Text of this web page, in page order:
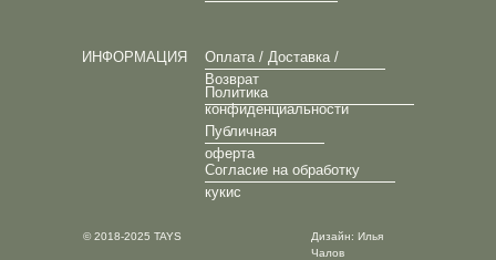
ИНФОРМАЦИЯ
Оплата / Доставка /
Возврат
Политика
конфиденциальности
Публичная
оферта
Согласие на обработку
кукис
© 2018-2025 TAYS
Дизайн: Илья
Чалов